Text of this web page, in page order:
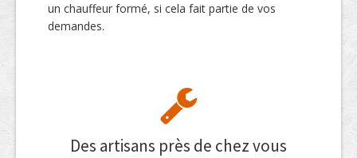
un chauffeur formé, si cela fait partie de vos
demandes.
Des artisans près de chez vous